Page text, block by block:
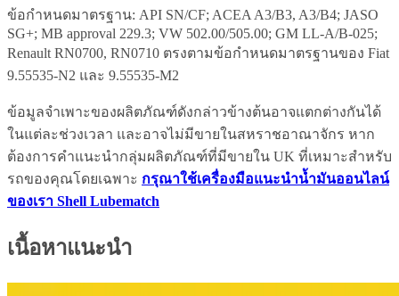
ข้อกำหนดมาตรฐาน: API SN/CF; ACEA A3/B3, A3/B4; JASO
SG+; MB approval 229.3; VW 502.00/505.00; GM LL-A/B-025;
Renault RN0700, RN0710 ตรงตามข้อกำหนดมาตรฐานของ Fiat
9.55535-N2 และ 9.55535-M2
ข้อมูลจำเพาะของผลิตภัณฑ์ดังกล่าวข้างต้นอาจแตกต่างกันได้
ในแต่ละช่วงเวลา และอาจไม่มีขายในสหราชอาณาจักร หาก
ต้องการคำแนะนำกลุ่มผลิตภัณฑ์ที่มีขายใน UK ที่เหมาะสำหรับ
รถของคุณโดยเฉพาะ กรุณาใช้เครื่องมือแนะนำน้ำมันออนไลน์
ของเรา Shell Lubematch
เนื้อหาแนะนำ